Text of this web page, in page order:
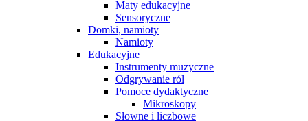
Maty edukacyjne
Sensoryczne
Domki, namioty
Namioty
Edukacyjne
Instrumenty muzyczne
Odgrywanie ról
Pomoce dydaktyczne
Mikroskopy
Słowne i liczbowe